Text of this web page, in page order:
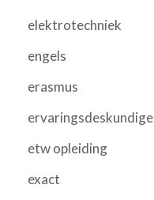
elektrotechniek
engels
erasmus
ervaringsdeskundige
etw opleiding
exact